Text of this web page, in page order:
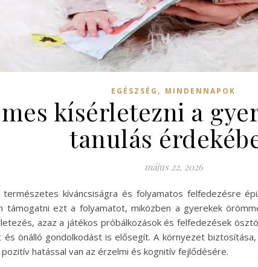
EGÉSZSÉG , MINDENNAPOK
kísérletezni a
tanulás
május 22, 2026
kíváncsiságra és folyamatos felfedezésre
támogatni ezt a folyamatot, miközben a gyerekek
azaz a játékos próbálkozások és felfedezések
önálló gondolkodást is elősegít. A környezet
hatással van az érzelmi és kognitív fejlődésére.